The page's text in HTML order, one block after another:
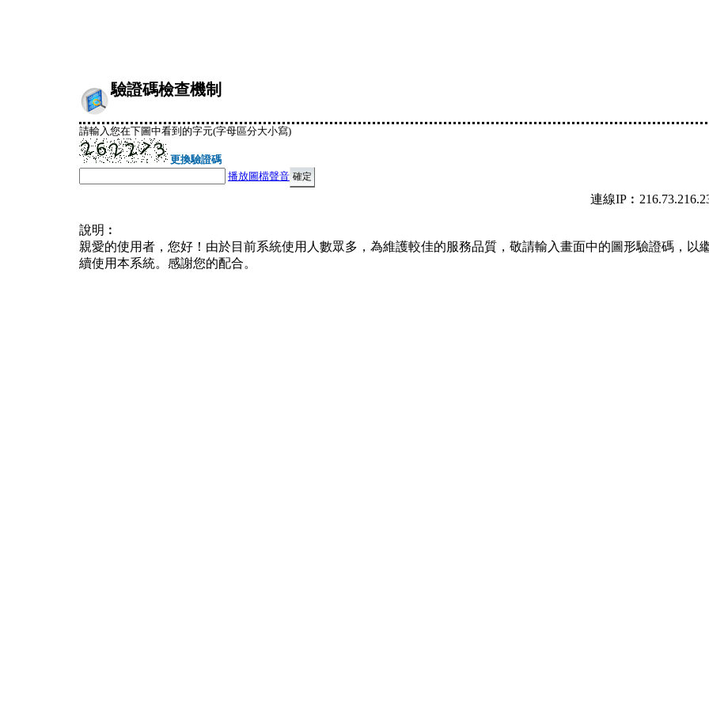
驗證碼檢查機制
請輸入您在下圖中看到的字元(字母區分大小寫)
更換驗證碼
播放圖檔聲音
連線
說明︰
親愛的使用者，您好！由於目前系統使用人數眾多，為維護較佳的服務品質，敬請輸入畫面中的圖形驗證碼，以
續使用本系統。感謝您的配合。